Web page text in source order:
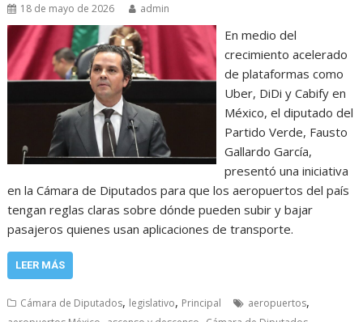
18 de mayo de 2026 admin
En medio del
crecimiento acelerado
de plataformas como
Uber, DiDi y Cabify en
México, el diputado del
Partido Verde, Fausto
Gallardo García,
presentó una iniciativa
en la Cámara de Diputados para que los aeropuertos del país
tengan reglas claras sobre dónde pueden subir y bajar
pasajeros quienes usan aplicaciones de transporte.
LEER MÁS
Cámara de Diputados, legislativo, Principal aeropuertos,